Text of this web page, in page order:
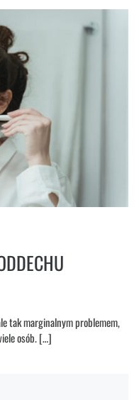
tak marginalnym problemem,
osób. […]